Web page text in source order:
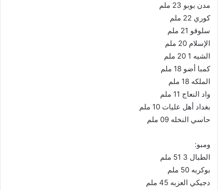
مدن بوبو 23 ملم
كوري 22 ملم
سلوقو 21 ملم
الإسلام 20 ملم
الشيه 1 20 ملم
كمبا أضو 18 ملم
الملكه 18 ملم
واد النعاج 11 ملم
بغداد أهل عليات 10 ملم
حاسي النخله 09 ملم
ومبو:
الطبال 3 51 ملم
بوكربه 50 ملم
دجيكي العزبه 45 ملم